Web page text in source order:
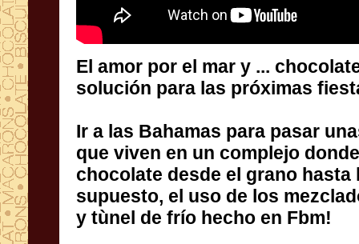
El amor por el mar y ...
solución para las próximas
Ir a las Bahamas para pasar
que viven en un complejo
chocolate desde el grano hasta
supuesto, el uso de los
y tùnel de frío hecho en Fbm!